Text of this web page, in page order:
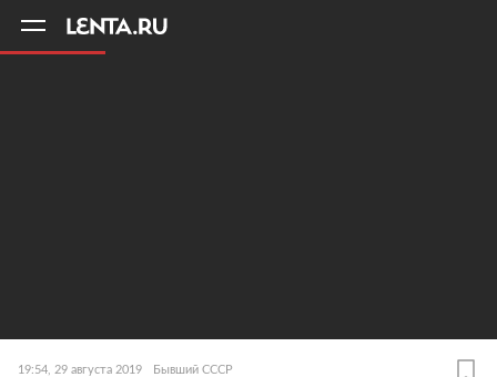
19:54, 29 августа 2019 Бывший СССР